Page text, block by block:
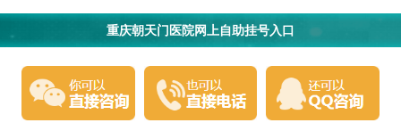
重庆朝天门医院网上自助挂号入口